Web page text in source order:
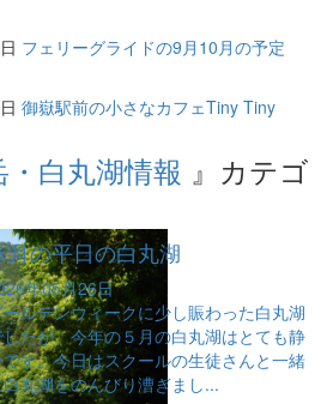
フェリーグライドの9月10月の予定
御嶽駅前の小さなカフェTiny Tiny
白丸湖情報 』カテゴ
月の平日の白丸湖
年05月26日
ルデンウィークに少し賑わった白丸湖
たが、今年の５月の白丸湖はとても静
す。今日はスクールの生徒さんと一緒
丸湖をのんびり漕ぎまし...